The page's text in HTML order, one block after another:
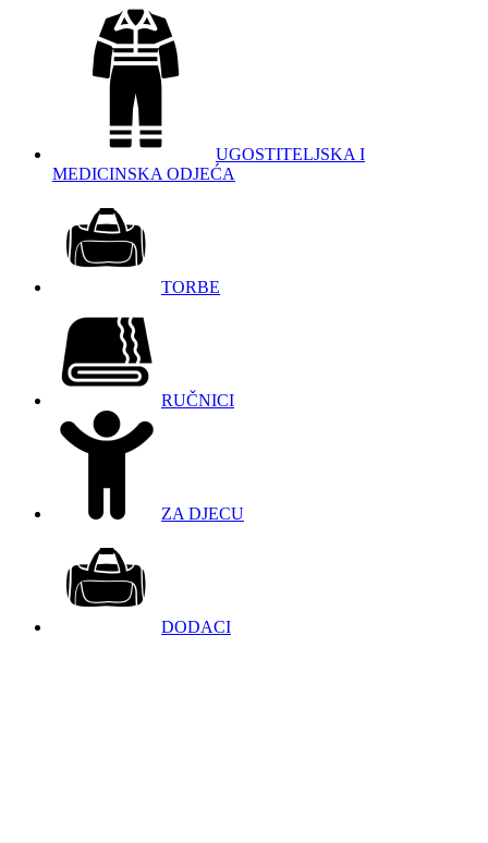
UGOSTITELJSKA I
MEDICINSKA ODJEĆA
TORBE
RUČNICI
ZA DJECU
DODACI